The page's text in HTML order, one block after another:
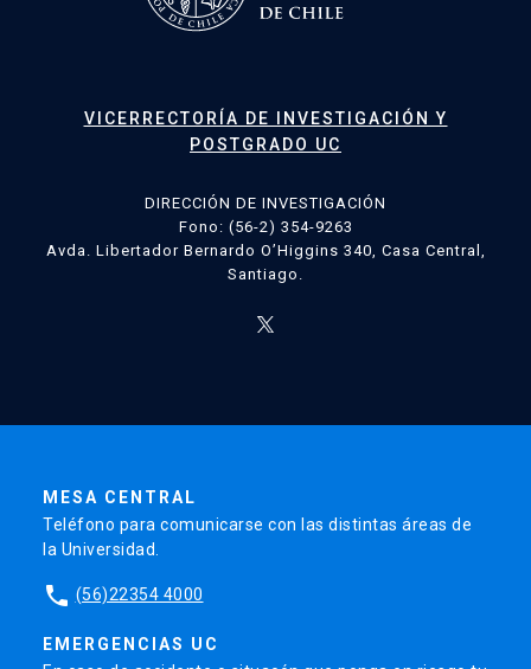
VICERRECTORÍA DE INVESTIGACIÓN Y
POSTGRADO UC
DIRECCIÓN DE INVESTIGACIÓN
Fono: (56-2) 354-9263
Avda. Libertador Bernardo O’Higgins 340, Casa Central,
Santiago.
MESA CENTRAL
Teléfono para comunicarse con las distintas áreas de
la Universidad.
phone (56)22354 4000
EMERGENCIAS UC